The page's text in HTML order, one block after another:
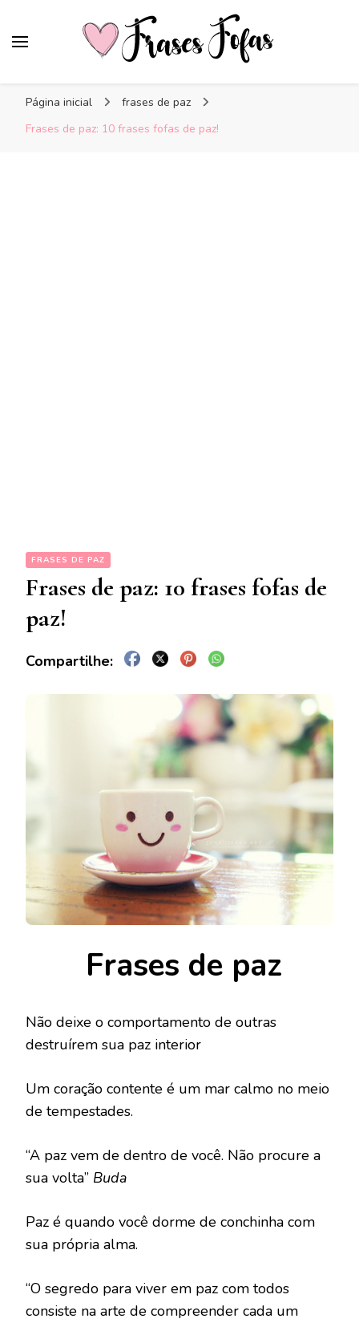
Página inicial
frases de paz
Frases de paz: 10 frases fofas de paz!
FRASES DE PAZ
Frases de paz: 10 frases fofas de
paz!
Frases de paz
Não deixe o comportamento de outras
destruírem sua paz interior
Um coração contente é um mar calmo no meio
de tempestades.
“A paz vem de dentro de você. Não procure a
sua volta” Buda
Paz é quando você dorme de conchinha com
sua própria alma.
“O segredo para viver em paz com todos
consiste na arte de compreender cada um